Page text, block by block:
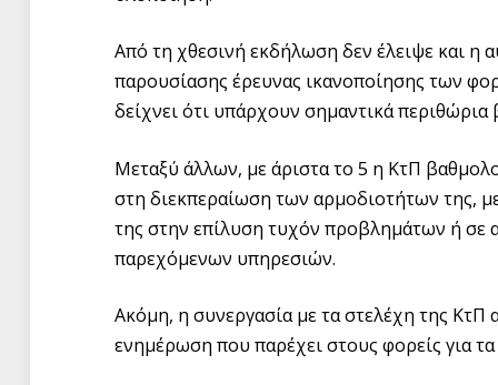
Από τη χθεσινή εκδήλωση δεν έλειψε και η
παρουσίασης έρευνας ικανοποίησης των
δείχνει ότι υπάρχουν σημαντικά περιθώρια
Μεταξύ άλλων, με άριστα το 5 η ΚτΠ
στη διεκπεραίωση των αρμοδιοτήτων της,
της στην επίλυση τυχόν προβλημάτων ή σε
παρεχόμενων υπηρεσιών.
Ακόμη, η συνεργασία με τα στελέχη της ΚτΠ
ενημέρωση που παρέχει στους φορείς για τα